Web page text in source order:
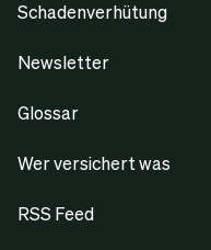
Schadenverhütung
Newsletter
Glossar
Wer versichert was
RSS Feed